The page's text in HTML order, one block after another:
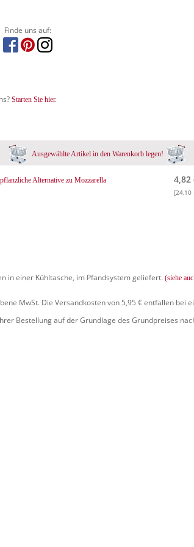
Finde uns auf:
Starten Sie hier.
Ausgewählte Artikel in den Warenkorb legen!
Alternative zu Mozzarella 4,82
[24,10
in einer Kühltasche, im Pfandsystem geliefert.(siehe
MwSt. Die Versandkosten von 5,95 € entfallen bei
Bestellung auf der Grundlage des Grundpreises